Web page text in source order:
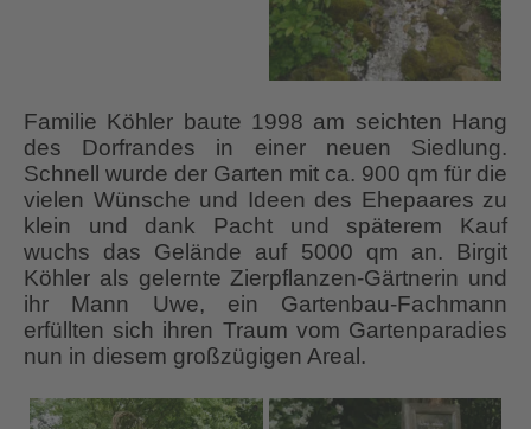
Familie Köhler baute 1998 am seichten Hang
des Dorfrandes in einer neuen Siedlung.
Schnell wurde der Garten mit ca. 900 qm für die
vielen Wünsche und Ideen des Ehepaares zu
klein und dank Pacht und späterem Kauf
wuchs das Gelände auf 5000 qm an. Birgit
Köhler als gelernte Zierpflanzen-Gärtnerin und
ihr Mann Uwe, ein Gartenbau-Fachmann
erfüllten sich ihren Traum vom Gartenparadies
nun in diesem großzügigen Areal.